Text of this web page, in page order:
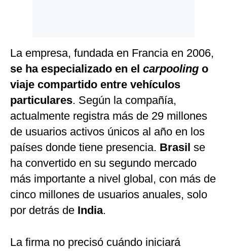
La empresa, fundada en Francia en 2006,
se ha especializado en el carpooling o
viaje compartido entre vehículos
particulares. Según la compañía,
actualmente registra más de 29 millones
de usuarios activos únicos al año en los
países donde tiene presencia. Brasil se
ha convertido en su segundo mercado
más importante a nivel global, con más de
cinco millones de usuarios anuales, solo
por detrás de India.
La firma no precisó cuándo iniciará